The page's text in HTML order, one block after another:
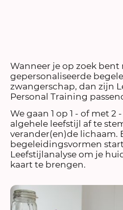
Wanneer je op zoek
gepersonaliseerde
zwangerschap, dan zijn
Personal Training
We gaan 1 op 1 - of met 2
algehele leefstijl af te
verander(en)de lichaam.
begeleidingsvormen
Leefstijlanalyse om je
kaart te brengen.